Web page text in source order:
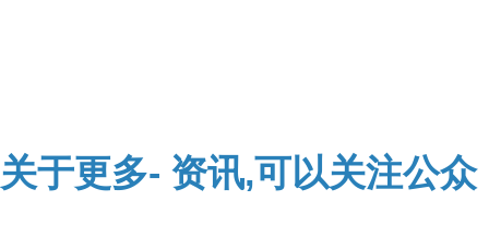
关于更多- 资讯,可以关注公众